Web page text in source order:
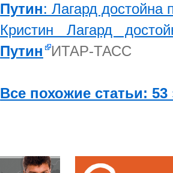
Путин: Лагард достойна
Кристин Лагард
Путин
ИТАР-ТАСС
Все похожие статьи: 53